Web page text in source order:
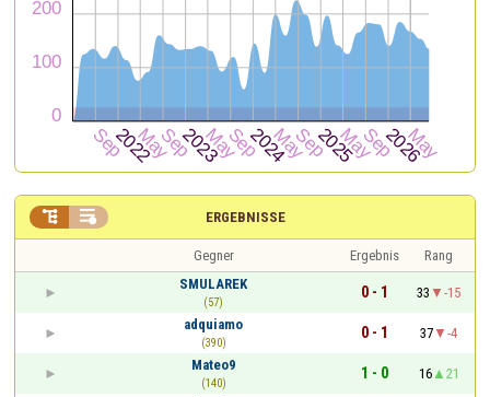
ERGEBNISSE
 
Gegner Ergebnis
Rang
SMULAREK
(57)
0 - 1 33
-15
adquiamo
(390)
0 - 1 37
-4
Mateo9
(140)
1 - 0 16
21